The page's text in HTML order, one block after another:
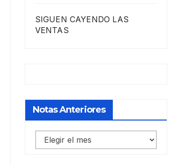
SIGUEN CAYENDO LAS
VENTAS
Notas Anteriores
Notas
anteriores